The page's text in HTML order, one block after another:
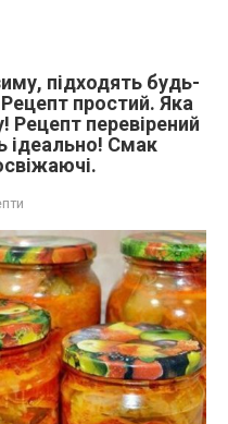
підходять будь-
простий. Яка
Рецепт перевірений
ідеально! Смак